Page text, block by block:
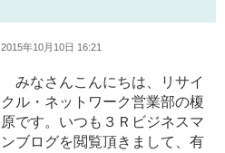
2015年10月10日 16:21
みなさんこんにちは、リサイ
クル・ネットワーク営業部の榎
原です。いつも３Ｒビジネスマ
ンブログを閲覧頂きまして、有